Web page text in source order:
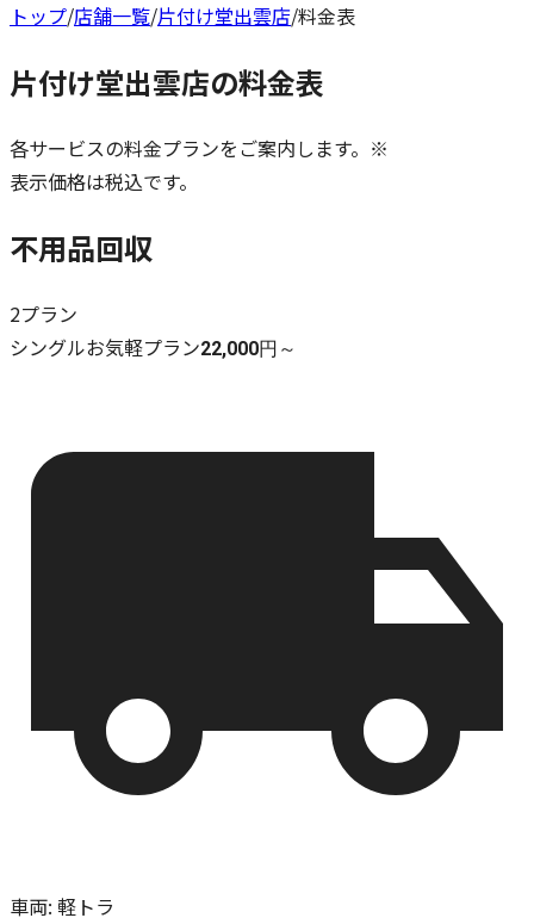
トップ/店舗一覧/片付け堂出雲店/料金表
片付け堂出雲店の料金表
各サービスの料金プランをご案内します。※
表示価格は税込です。
不用品回収
2プラン
シングルお気軽プラン22,000円～
車両: 軽トラ